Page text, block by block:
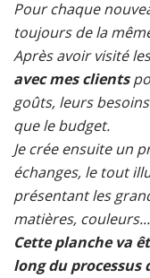
Pour chaque
toujours de la
Après avoir visité
avec mes clients
goûts, leurs
que le budget.
Je crée ensuite un
échanges, le tout
présentant les
matières, couleurs...
Cette planche va
long du processus